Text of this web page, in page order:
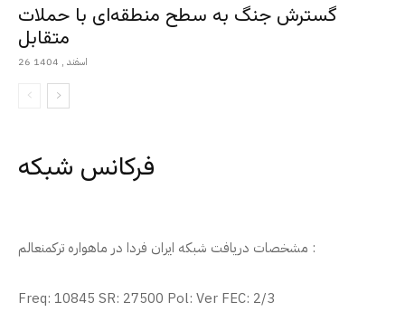
گسترش جنگ به سطح منطقه‌ای با حملات
متقابل
26 اسفند , 1404
فرکانس شبکه
مشخصات دریافت شبکه ایران فردا در ماهواره ترکمنعالم :
Freq: 10845 SR: 27500 Pol: Ver FEC: 2/3